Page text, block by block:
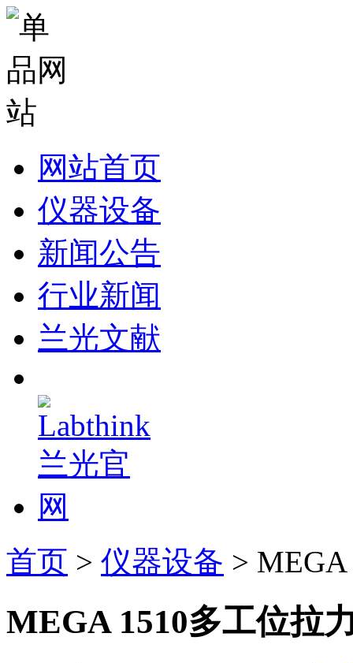
网站首页
仪器设备
新闻公告
行业新闻
兰光文献
首页 > 仪器设备 >
MEGA 1510多工位拉